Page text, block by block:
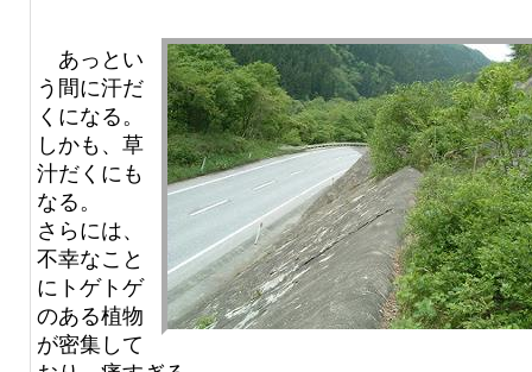
あっとい
う間に汗だ
くになる。
しかも、草
汁だくにも
なる。
さらには、
不幸なこと
にトゲトゲ
のある植物
が密集して